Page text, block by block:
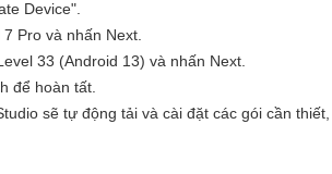
Device".
Pro và nhấn Next.
33 (Android 13) và nhấn Next.
để hoàn tất.
sẽ tự động tải và cài đặt các gói cần